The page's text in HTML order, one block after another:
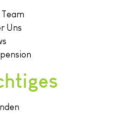
Team
Uns